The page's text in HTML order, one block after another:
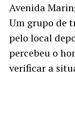
Avenida
Um grupo de
pelo local
percebeu o
verificar a